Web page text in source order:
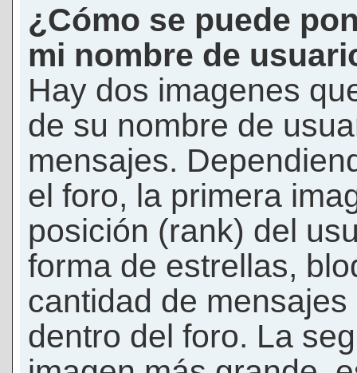
¿Cómo se puede
mi nombre de
Hay dos imagenes
de su nombre de
mensajes.
el foro, la primera
posición (rank) del
forma de estrellas,
cantidad de
dentro del foro. La